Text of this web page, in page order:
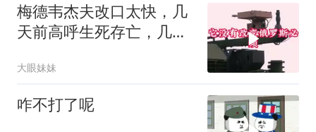
梅德韦杰夫改口太快，几
天前高呼生死存亡，几天
大眼妹妹
咋不打了呢